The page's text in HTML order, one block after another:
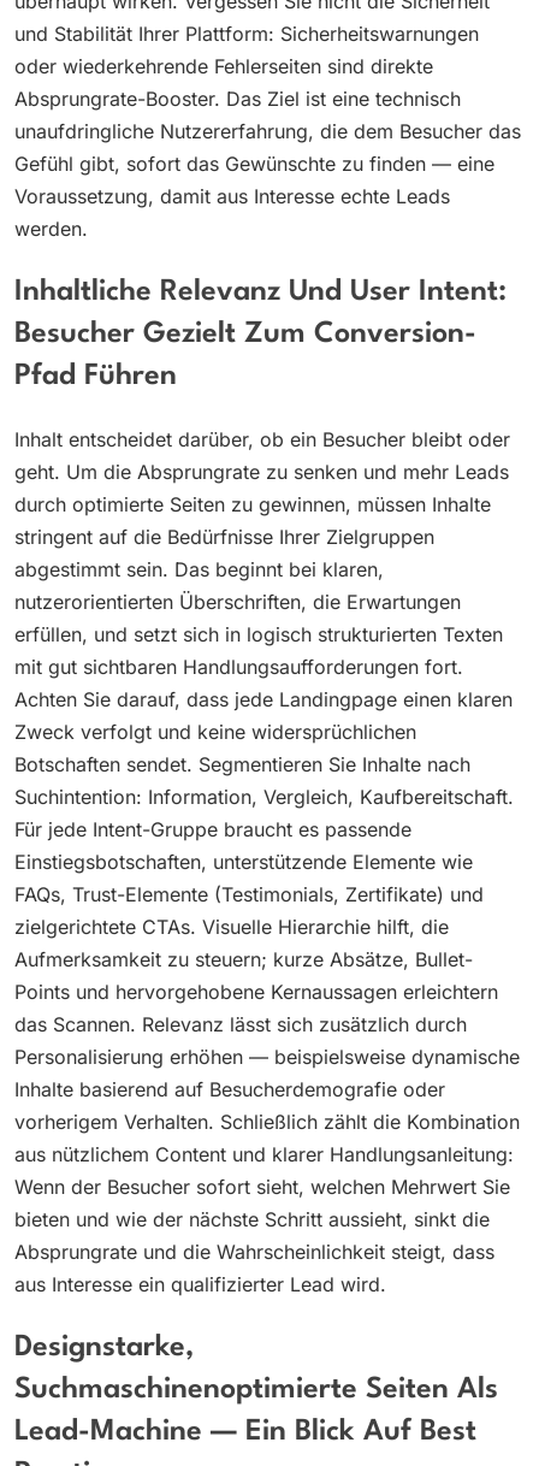
und Stabilität Ihrer Plattform: Sicherheitswarnungen
oder wiederkehrende Fehlerseiten sind direkte
Absprungrate-Booster. Das Ziel ist eine technisch
unaufdringliche Nutzererfahrung, die dem Besucher das
Gefühl gibt, sofort das Gewünschte zu finden — eine
Voraussetzung, damit aus Interesse echte Leads
werden.
Inhaltliche Relevanz Und User Intent:
Besucher Gezielt Zum Conversion-
Pfad Führen
Inhalt entscheidet darüber, ob ein Besucher bleibt oder
geht. Um die Absprungrate zu senken und mehr Leads
durch optimierte Seiten zu gewinnen, müssen Inhalte
stringent auf die Bedürfnisse Ihrer Zielgruppen
abgestimmt sein. Das beginnt bei klaren,
nutzerorientierten Überschriften, die Erwartungen
erfüllen, und setzt sich in logisch strukturierten Texten
mit gut sichtbaren Handlungsaufforderungen fort.
Achten Sie darauf, dass jede Landingpage einen klaren
Zweck verfolgt und keine widersprüchlichen
Botschaften sendet. Segmentieren Sie Inhalte nach
Suchintention: Information, Vergleich, Kaufbereitschaft.
Für jede Intent-Gruppe braucht es passende
Einstiegsbotschaften, unterstützende Elemente wie
FAQs, Trust-Elemente (Testimonials, Zertifikate) und
zielgerichtete CTAs. Visuelle Hierarchie hilft, die
Aufmerksamkeit zu steuern; kurze Absätze, Bullet-
Points und hervorgehobene Kernaussagen erleichtern
das Scannen. Relevanz lässt sich zusätzlich durch
Personalisierung erhöhen — beispielsweise dynamische
Inhalte basierend auf Besucherdemografie oder
vorherigem Verhalten. Schließlich zählt die Kombination
aus nützlichem Content und klarer Handlungsanleitung:
Wenn der Besucher sofort sieht, welchen Mehrwert Sie
bieten und wie der nächste Schritt aussieht, sinkt die
Absprungrate und die Wahrscheinlichkeit steigt, dass
aus Interesse ein qualifizierter Lead wird.
Designstarke,
Suchmaschinenoptimierte Seiten Als
Lead-Machine — Ein Blick Auf Best